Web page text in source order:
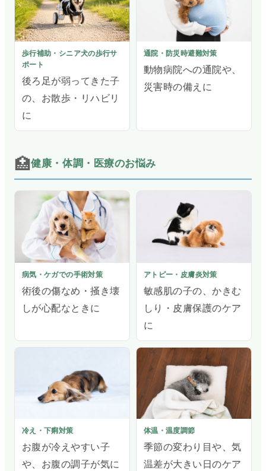
歩行補助・シニア犬の歩行サ
ポート
後ろ足が弱ってきた子
の、お散歩・リハビリ
に
通院・防災時避難対策
動物病院への通院や、
災害時の備えに
🏥健康・体調・医療のお悩み
病気・ケガでの手術対策
術後の傷なめ・掻き壊
しが心配なときに
アトピー・皮膚炎対策
敏感肌の子の、かきむ
しり・皮膚保護のケア
に
冷え・下痢対策
お腹が冷えやすい子
や、お腹の調子が気に
体温・温度調節
季節の変わり目や、気
温差が大きい日のケア